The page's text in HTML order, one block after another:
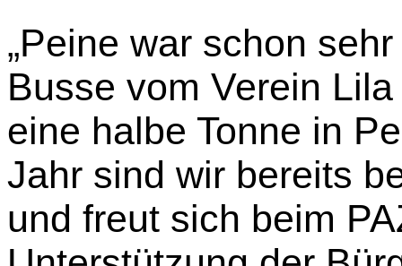
„Peine war schon
Busse vom Verein
eine halbe Tonne in
Jahr sind wir bereits
und freut sich beim